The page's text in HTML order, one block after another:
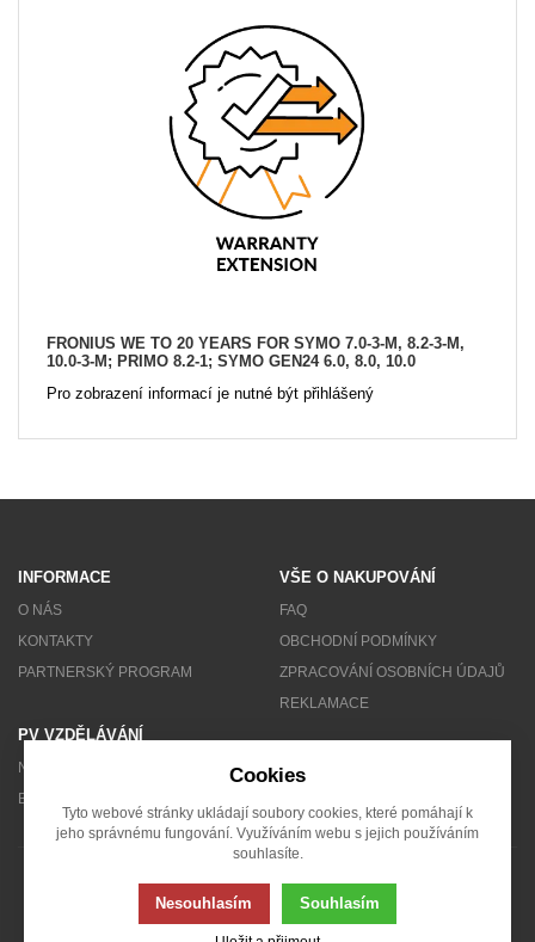
FRONIUS WE TO 20 YEARS FOR SYMO 7.0-3-M, 8.2-3-M,
10.0-3-M; PRIMO 8.2-1; SYMO GEN24 6.0, 8.0, 10.0
Pro zobrazení informací je nutné být přihlášený
INFORMACE
O NÁS
KONTAKTY
PARTNERSKÝ PROGRAM
VŠE O NAKUPOVÁNÍ
FAQ
OBCHODNÍ PODMÍNKY
ZPRACOVÁNÍ OSOBNÍCH ÚDAJŮ
REKLAMACE
PV VZDĚLÁVÁNÍ
NEWSLETTER
BLOG
© 2007 - 2026 Solarity s.r.o.
Cookies
Tyto webové stránky ukládají soubory cookies, které pomáhají k
jeho správnému fungování. Využíváním webu s jejich používáním
souhlasíte.
Nesouhlasím Souhlasím